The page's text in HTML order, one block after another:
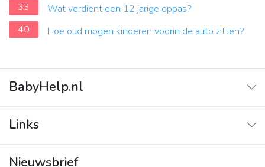
33
Wat verdient een 12 jarige oppas?
40
Hoe oud mogen kinderen voorin de auto zitten?
BabyHelp.nl
Vraag & Antwoord
Links
Nieuwsbrief